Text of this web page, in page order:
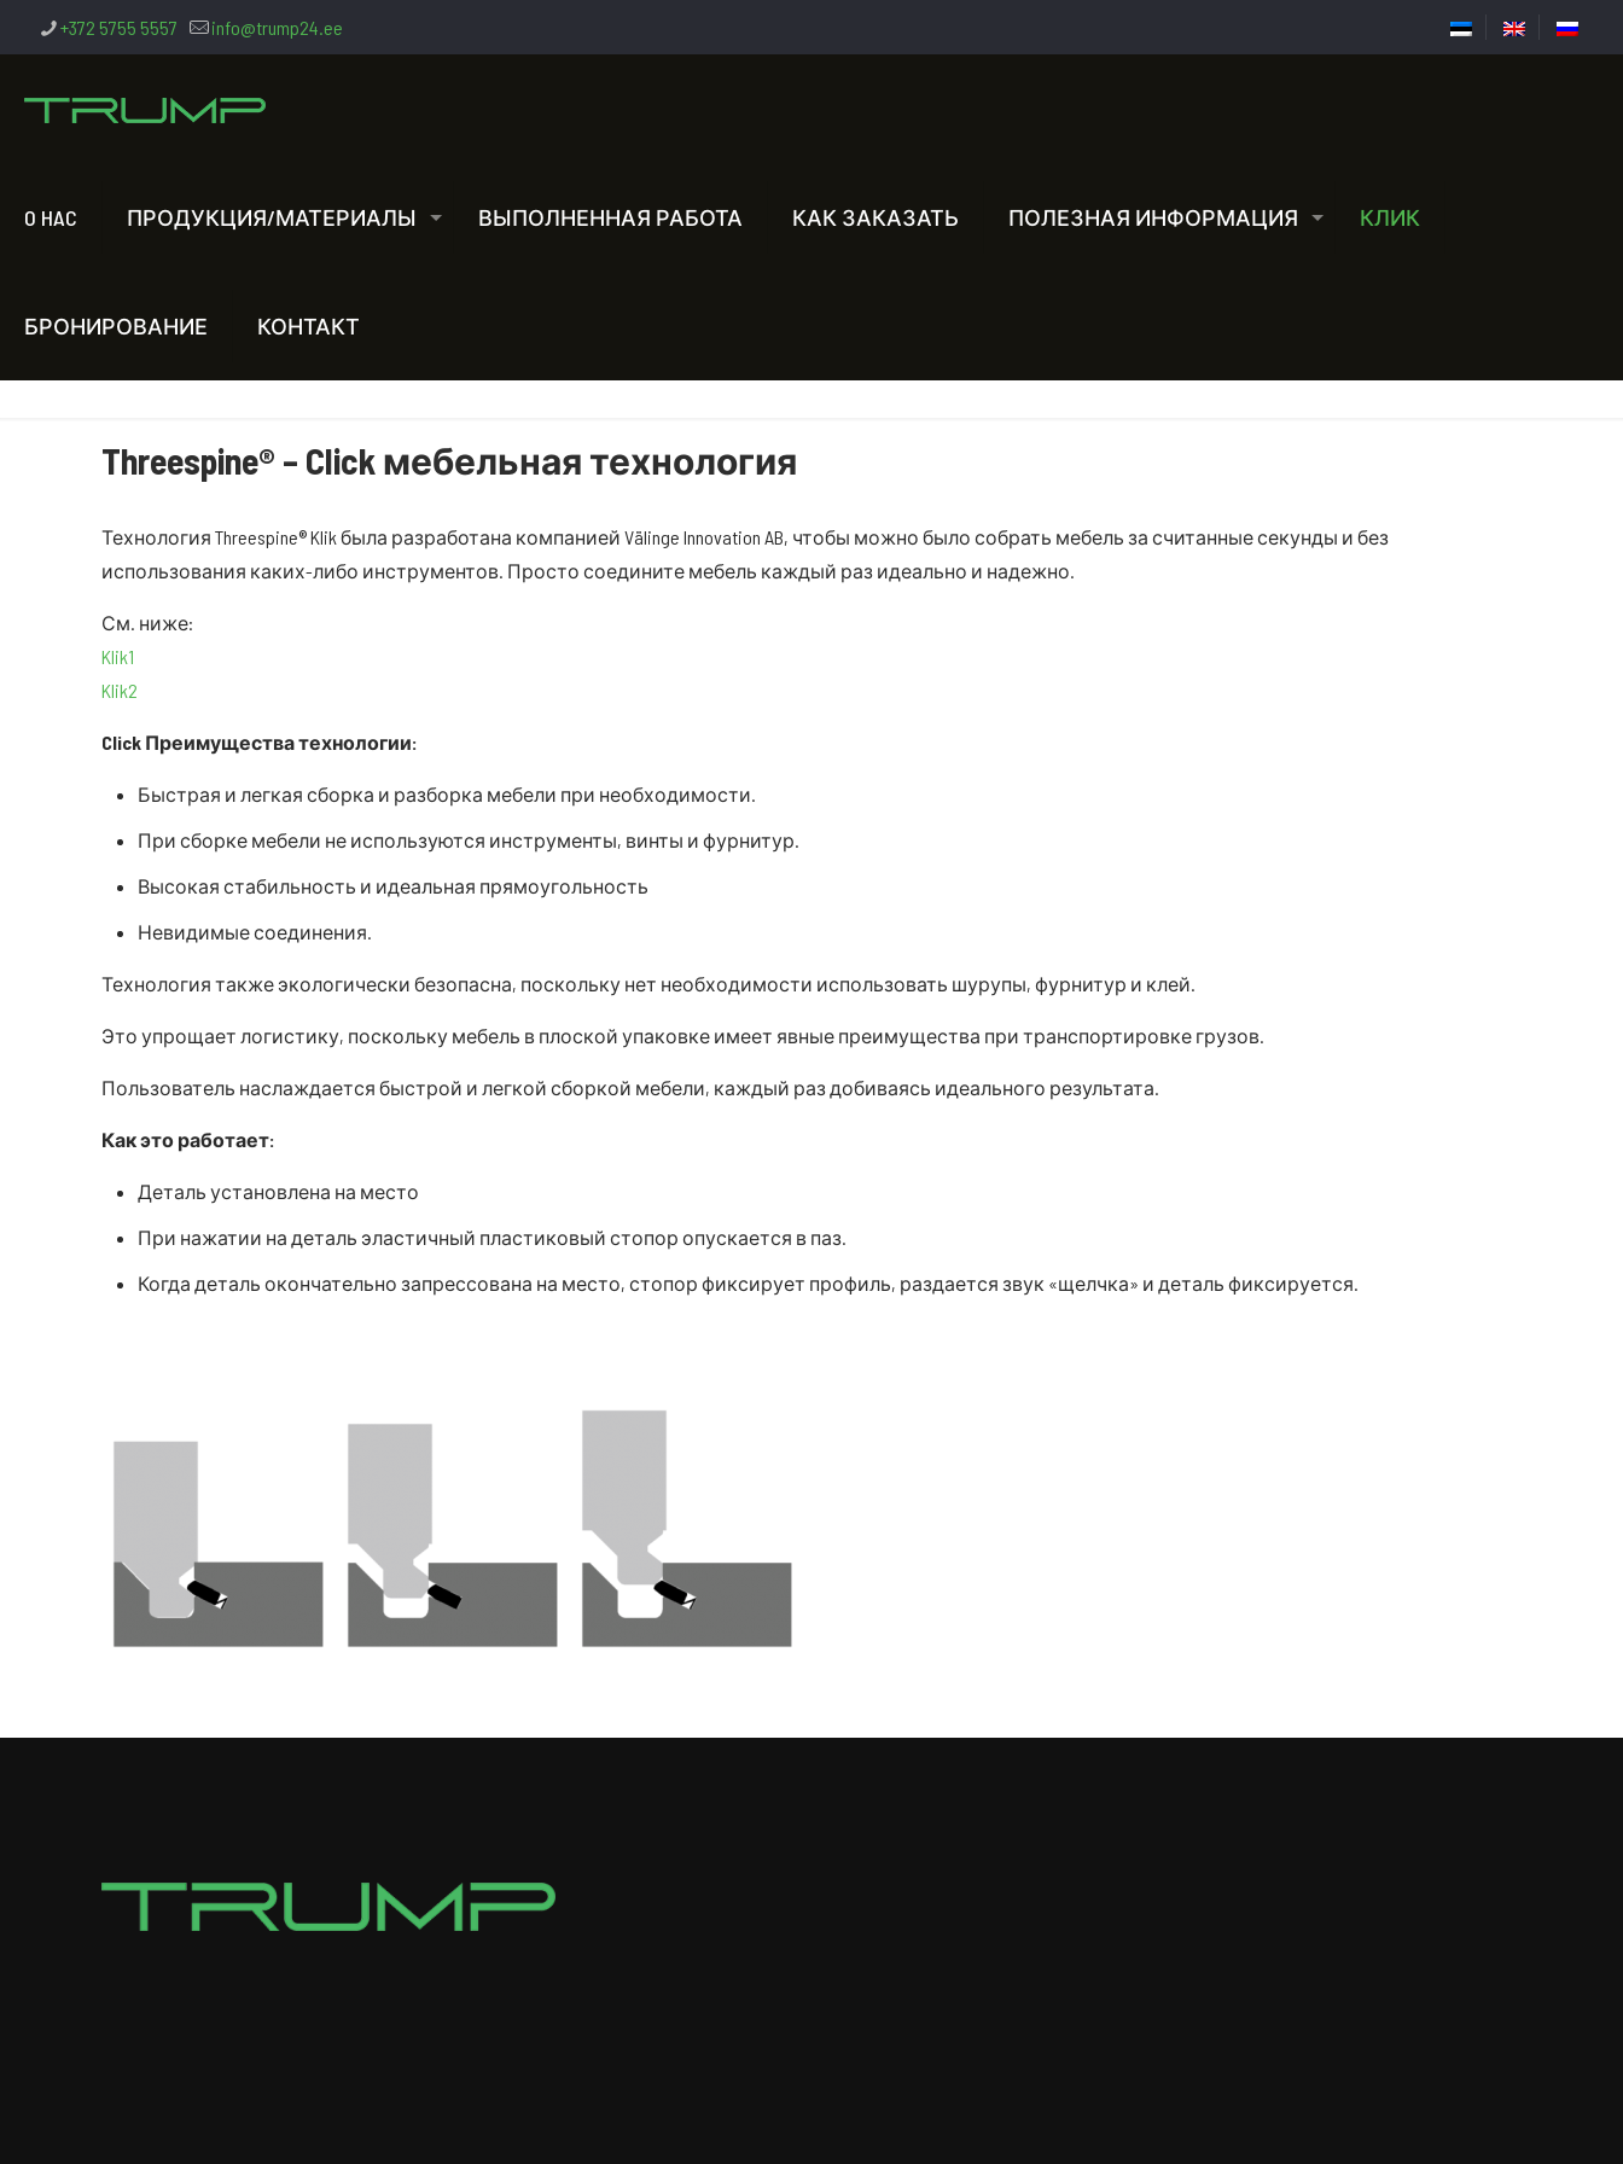
+372 5755 5557 info@trump24.ee
O HAC ПРОДУКЦИЯ/МАТЕРИАЛЫ ВЫПОЛНЕННАЯ РАБОТА КАК ЗАКАЗАТЬ ПОЛЕЗНАЯ ИНФОРМАЦИЯ КЛИК
БРОНИРОВАНИЕ КОНТАКТ
Threespine® – Clickмебельная технология
Технология Threespine® Klik была разработана компанией Välinge Innovation AB, чтобы можно было собрать мебель за считанные секунды и без
использования каких-либо инструментов. Просто соедините мебель каждый раз идеально и надежно.
См. ниже:
Klik1
Klik2
Click Преимущества технологии:
Быстрая и легкая сборка и разборка мебели при необходимости.
При сборке мебели не используются инструменты, винты и фурнитур.
Высокая стабильность и идеальная прямоугольность
Невидимые соединения.
Технология также экологически безопасна, поскольку нет необходимости использовать шурупы, фурнитур и клей.
Это упрощает логистику, поскольку мебель в плоской упаковке имеет явные преимущества при транспортировке грузов.
Пользователь наслаждается быстрой и легкой сборкой мебели, каждый раз добиваясь идеального результата.
Как это работает:
Деталь установлена ​​на место
При нажатии на деталь эластичный пластиковый стопор опускается в паз.
Когда деталь окончательно запрессована на место, стопор фиксирует профиль, раздается звук «щелчка» и деталь фиксируется.